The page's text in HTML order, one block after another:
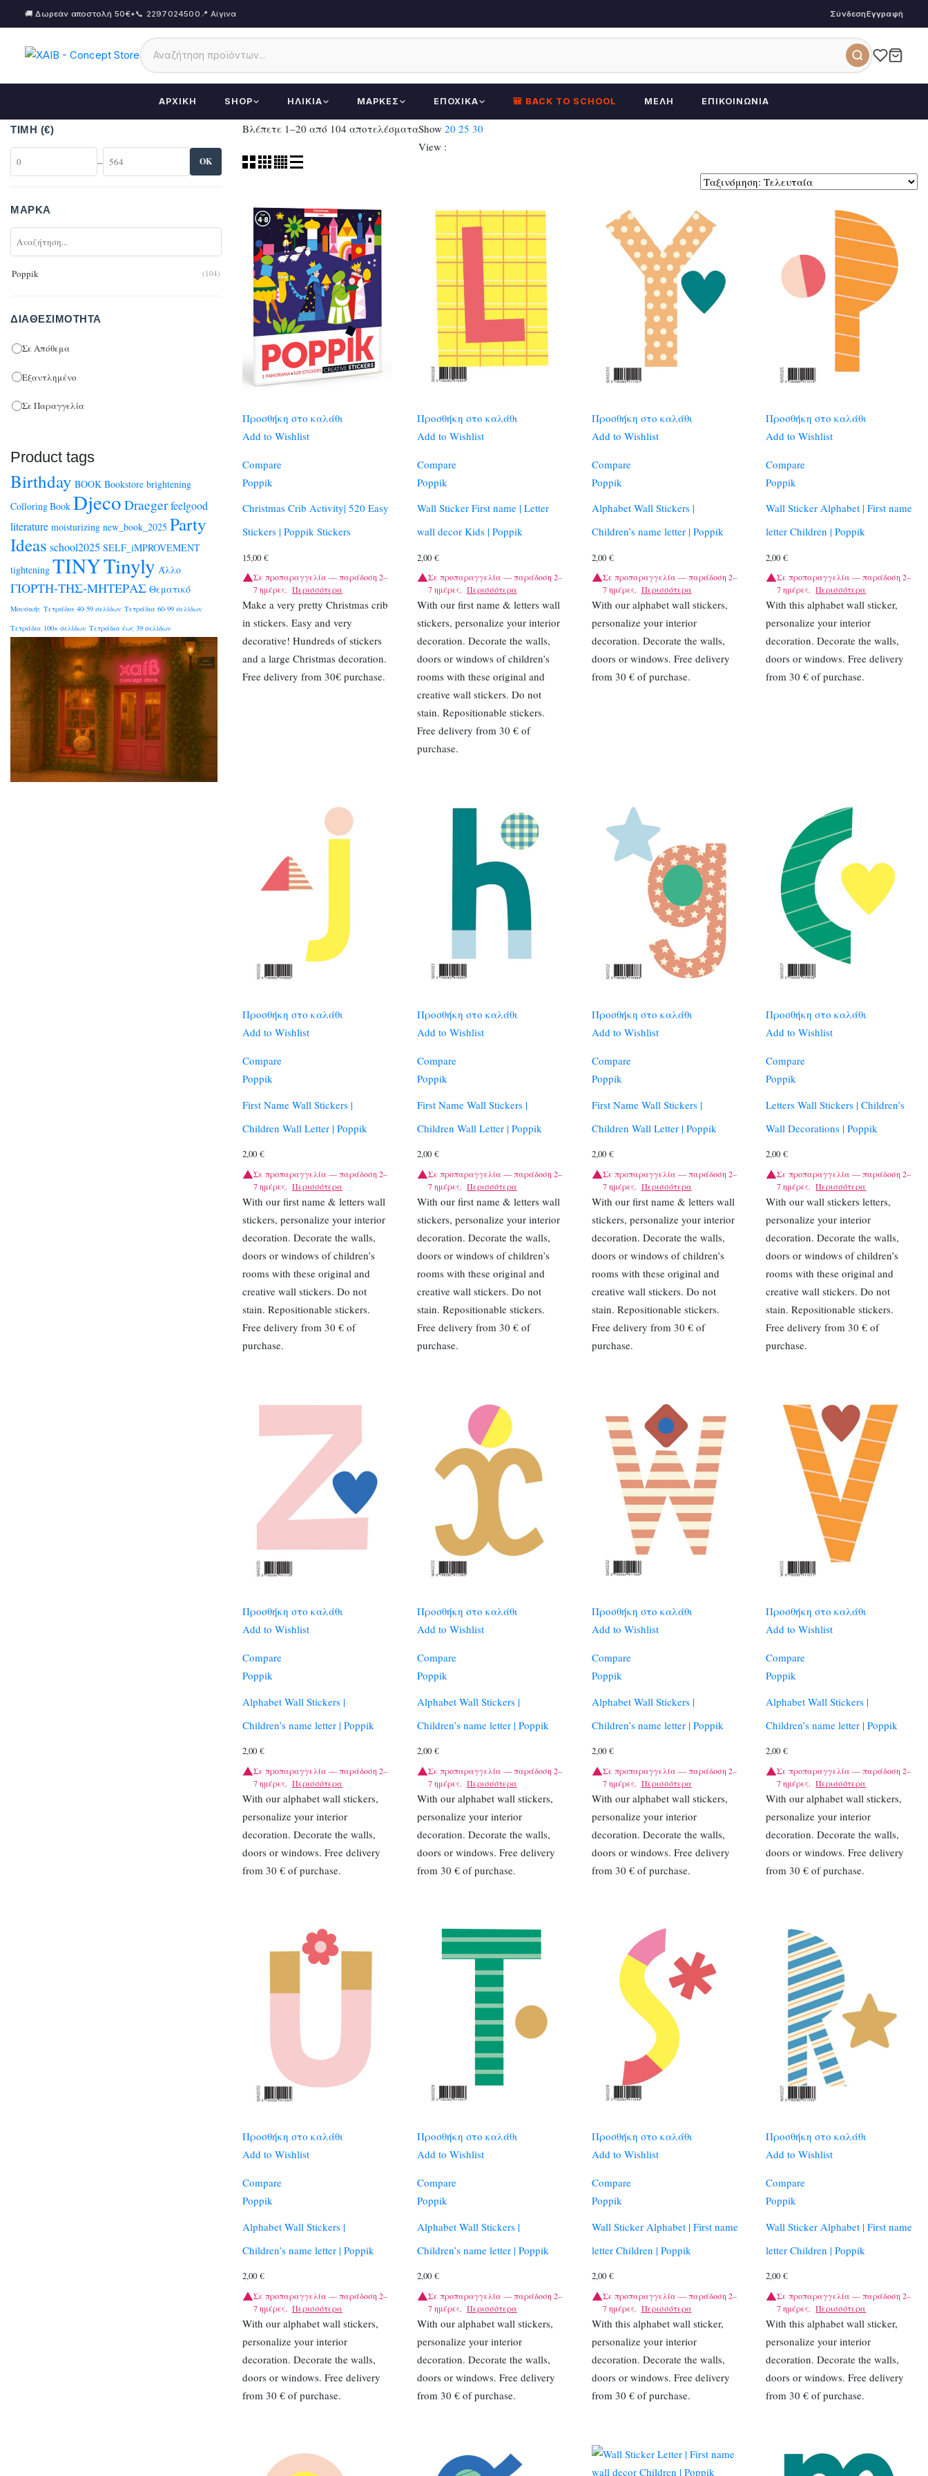
🚚 Δωρεάν αποστολή 50€+📞 2297024500 📍 Αίγινα ΣύνδεσηΕγγραφή
ΑΡΧΙΚΉ SHOP ΗΛΙΚΊΑ ΜΆΡΚΕΣ ΕΠΟΧΙΚΆ 🎒 BACK TO SCHOOL ΜΈΛΗ ΕΠΙΚΟΙΝΩΝΊΑ
Βλέπετε 1–20 από 104 αποτελέσματαSorted
by
Show 20 25 30
View :
Προσθήκη στο καλάθι
Add to Wishlist
Compare
Poppik
Christmas Crib Activity| 520 Easy
Stickers | Poppik Stickers
15,00 €
Σε προπαραγγελία — παράδοση 2–
7 ημέρες. Περισσότερα
Make a very pretty Christmas crib
in stickers. Easy and very
decorative! Hundreds of stickers
and a large Christmas decoration.
Free delivery from 30€ purchase.
Προσθήκη στο καλάθι
Add to Wishlist
Compare
Poppik
Wall Sticker First name | Letter
wall decor Kids | Poppik
2,00 €
Σε προπαραγγελία — παράδοση 2–
7 ημέρες. Περισσότερα
With our first name & letters wall
stickers, personalize your interior
decoration. Decorate the walls,
doors or windows of children’s
rooms with these original and
creative wall stickers. Do not
stain. Repositionable stickers.
Free delivery from 30 € of
purchase.
Προσθήκη στο καλάθι
Add to Wishlist
Compare
Poppik
Alphabet Wall Stickers |
Children’s name letter | Poppik
2,00 €
Σε προπαραγγελία — παράδοση 2–
7 ημέρες. Περισσότερα
With our alphabet wall stickers,
personalize your interior
decoration. Decorate the walls,
doors or windows. Free delivery
from 30 € of purchase.
Προσθήκη στο καλάθι
Add to Wishlist
Compare
Poppik
Wall Sticker Alphabet | First name
letter Children | Poppik
2,00€
Σε προπαραγγελία — παράδοση 2–
7 ημέρες. Περισσότερα
With this alphabet wall sticker,
personalize your interior
decoration. Decorate the walls,
doors or windows. Free delivery
from 30 € of purchase.
Προσθήκη στο καλάθι
Add to Wishlist
Compare
Poppik
First Name Wall Stickers |
Children Wall Letter | Poppik
2,00 €
Σε προπαραγγελία — παράδοση 2–
7 ημέρες. Περισσότερα
With our first name & letters wall
stickers, personalize your interior
decoration. Decorate the walls,
doors or windows of children’s
rooms with these original and
creative wall stickers. Do not
stain. Repositionable stickers.
Free delivery from 30 € of
purchase.
Προσθήκη στο καλάθι
Add to Wishlist
Compare
Poppik
First Name Wall Stickers |
Children Wall Letter | Poppik
2,00 €
Σε προπαραγγελία — παράδοση 2–
7 ημέρες. Περισσότερα
With our first name & letters wall
stickers, personalize your interior
decoration. Decorate the walls,
doors or windows of children’s
rooms with these original and
creative wall stickers. Do not
stain. Repositionable stickers.
Free delivery from 30 € of
purchase.
Προσθήκη στο καλάθι
Add to Wishlist
Compare
Poppik
First Name Wall Stickers |
Children Wall Letter | Poppik
2,00 €
Σε προπαραγγελία — παράδοση 2–
7 ημέρες. Περισσότερα
With our first name & letters wall
stickers, personalize your interior
decoration. Decorate the walls,
doors or windows of children’s
rooms with these original and
creative wall stickers. Do not
stain. Repositionable stickers.
Free delivery from 30 € of
purchase.
Προσθήκη στο καλάθι
Add to Wishlist
Compare
Poppik
Letters Wall Stickers | Children’s
Wall Decorations | Poppik
2,00€
Σε προπαραγγελία — παράδοση 2–
7 ημέρες. Περισσότερα
With our wall stickers letters,
personalize your interior
decoration. Decorate the walls,
doors or windows of children’s
rooms with these original and
creative wall stickers. Do not
stain. Repositionable stickers.
Free delivery from 30 € of
purchase.
Προσθήκη στο καλάθι
Add to Wishlist
Compare
Poppik
Alphabet Wall Stickers |
Children’s name letter | Poppik
2,00 €
Σε προπαραγγελία — παράδοση 2–
7 ημέρες. Περισσότερα
With our alphabet wall stickers,
personalize your interior
decoration. Decorate the walls,
doors or windows. Free delivery
from 30 € of purchase.
Προσθήκη στο καλάθι
Add to Wishlist
Compare
Poppik
Alphabet Wall Stickers |
Children’s name letter | Poppik
2,00 €
Σε προπαραγγελία — παράδοση 2–
7 ημέρες. Περισσότερα
With our alphabet wall stickers,
personalize your interior
decoration. Decorate the walls,
doors or windows. Free delivery
from 30 € of purchase.
Προσθήκη στο καλάθι
Add to Wishlist
Compare
Poppik
Alphabet Wall Stickers |
Children’s name letter | Poppik
2,00 €
Σε προπαραγγελία — παράδοση 2–
7 ημέρες. Περισσότερα
With our alphabet wall stickers,
personalize your interior
decoration. Decorate the walls,
doors or windows. Free delivery
from 30 € of purchase.
Προσθήκη στο καλάθι
Add to Wishlist
Compare
Poppik
Alphabet Wall Stickers |
Children’s name letter | Poppik
2,00€
Σε προπαραγγελία — παράδοση 2–
7 ημέρες. Περισσότερα
With our alphabet wall stickers,
personalize your interior
decoration. Decorate the walls,
doors or windows. Free delivery
from 30 € of purchase.
Προσθήκη στο καλάθι
Add to Wishlist
Compare
Poppik
Alphabet Wall Stickers |
Children’s name letter | Poppik
2,00 €
Σε προπαραγγελία — παράδοση 2–
7 ημέρες. Περισσότερα
With our alphabet wall stickers,
personalize your interior
decoration. Decorate the walls,
doors or windows. Free delivery
from 30 € of purchase.
Προσθήκη στο καλάθι
Add to Wishlist
Compare
Poppik
Alphabet Wall Stickers |
Children’s name letter | Poppik
2,00 €
Σε προπαραγγελία — παράδοση 2–
7 ημέρες. Περισσότερα
With our alphabet wall stickers,
personalize your interior
decoration. Decorate the walls,
doors or windows. Free delivery
from 30 € of purchase.
Προσθήκη στο καλάθι
Add to Wishlist
Compare
Poppik
Wall Sticker Alphabet | First name
letter Children | Poppik
2,00 €
Σε προπαραγγελία — παράδοση 2–
7 ημέρες. Περισσότερα
With this alphabet wall sticker,
personalize your interior
decoration. Decorate the walls,
doors or windows. Free delivery
from 30 € of purchase.
Προσθήκη στο καλάθι
Add to Wishlist
Compare
Poppik
Wall Sticker Alphabet | First name
letter Children | Poppik
2,00€
Σε προπαραγγελία — παράδοση 2–
7 ημέρες. Περισσότερα
With this alphabet wall sticker,
personalize your interior
decoration. Decorate the walls,
doors or windows. Free delivery
from 30 € of purchase.
ΤΙΜΉ (€)
– OK
ΜΆΡΚΑ
Poppik (104)
ΔΙΑΘΕΣΙΜΌΤΗΤΑ
Σε Απόθεμα
Εξαντλημένο
Σε Παραγγελία
Product tags
Birthday BOOK Bookstore brightening
Colloring Book Djeco Draegerfeelgood
literature moisturizing new_book_2025 Party
Ideas school2025 SELF_iMPROVEMENT
tightening TINYTinyly Άλλο
ΓΙΟΡΤΗ-ΤΗΣ-ΜΗΤΕΡΑΣ Θεματικό
Μουσικής Τετράδια 40-59 σελίδων Τετράδια 60-99 σελίδων
Τετράδια 100+ σελίδων Τετράδια έως 39 σελίδων